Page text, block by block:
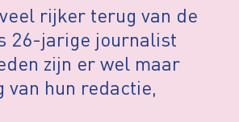
rijker terug van de
26-jarige journalist
zijn er wel maar
hun redactie,